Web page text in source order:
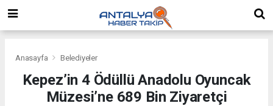
Anasayfa Belediyeler
Kepez’in 4 Ödüllü Anadolu Oyuncak
Müzesi’ne 689 Bin Ziyaretçi